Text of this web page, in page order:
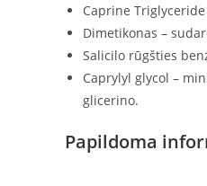
Caprine
Dimetikonas –
Salicilo rūgšties
Caprylyl glycol –
glicerino.
Papildoma